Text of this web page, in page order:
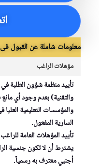
معلومات شاملة عن القبول
مؤهلات الراغب
تأييد منظمة شؤون الطلبة
والتقنية) بعدم وجود أي
والمؤسسات التعليمية العليا
السارية المفعول.
تأييد المؤهلات العامة
يشترط أن لا تكون جنسية
أجنبي معترف به رسمياً.